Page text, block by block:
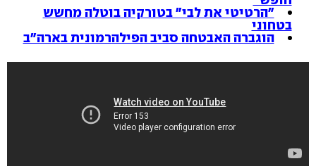
"הרטיטי את לבי" בטורקיה בוטלה מחשש
בטחוני
הוגברה האבטחה סביב הפילהרמונית בארה"ב